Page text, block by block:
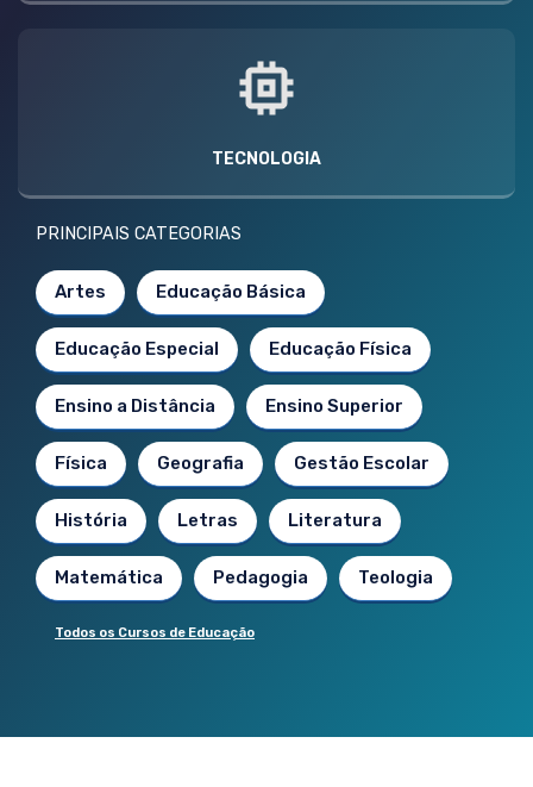
TECNOLOGIA
PRINCIPAIS CATEGORIAS
Artes Educação Básica
Educação Especial Educação Física
Ensino a Distância Ensino Superior
Física Geografia Gestão Escolar
História Letras Literatura
Matemática Pedagogia Teologia
Todos os Cursos de Educação